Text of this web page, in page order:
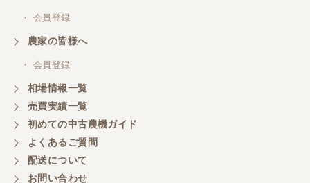
三重県／
嫌な顔をせずに一生懸命頑張ってくれる中山さんに
感謝しています。ここで3台買いましたが、これから
もよろしくお願いしたいです。
三重県／
初めてコンバインを買いに行ったのですが、とても
明るい方に担当していただき細かく説明して下さっ
・ 会員登録
農家の皆様へ
・ 会員登録
相場情報一覧
売買実績一覧
初めての中古農機ガイド
よくあるご質問
配送について
お問い合わせ